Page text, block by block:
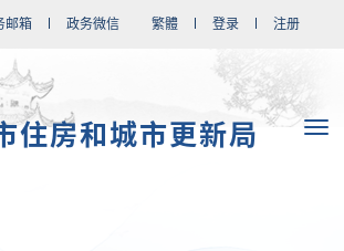
邮箱 政务微信 繁體 登录 注册
住房和城市更新局